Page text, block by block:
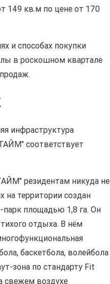
149 кв.м по цене от 170
и способах покупки
в роскошном квартале
инфраструктура
соответствует
резидентам никуда не
на территории создан
площадью 1,8 га. Он
отдыха. В нём
баскетбола, волейбола
зона по стандарту Fit
свежем воздухе